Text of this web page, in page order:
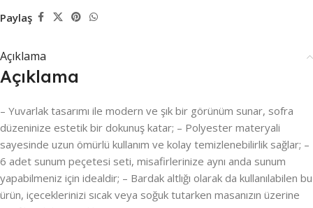
Paylaş
Açıklama
Açıklama
– Yuvarlak tasarımı ile modern ve şık bir görünüm sunar, sofra
düzeninize estetik bir dokunuş katar; – Polyester materyali
sayesinde uzun ömürlü kullanım ve kolay temizlenebilirlik sağlar; –
6 adet sunum peçetesi seti, misafirlerinize aynı anda sunum
yapabilmeniz için idealdir; – Bardak altlığı olarak da kullanılabilen bu
ürün, içeceklerinizi sıcak veya soğuk tutarken masanızın üzerine